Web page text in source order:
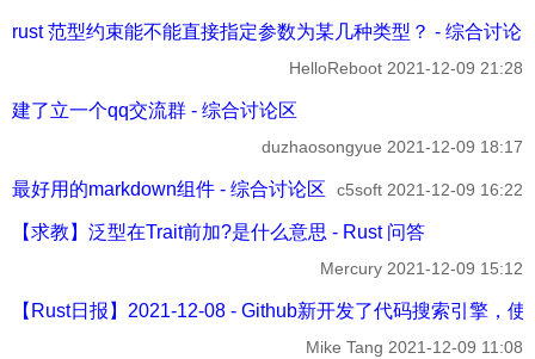
rust 范型约束能不能直接指定参数为某几种类型？ - 综合讨论
HelloReboot 2021-12-09 21:28
建了立一个qq交流群 - 综合讨论区
duzhaosongyue 2021-12-09 18:17
最好用的markdown组件 - 综合讨论区 c5soft 2021-12-09 16:22
【求教】泛型在Trait前加?是什么意思 - Rust 问答
Mercury 2021-12-09 15:12
【Rust日报】2021-12-08 - Github新开发了代码搜索引擎，
Mike Tang 2021-12-09 11:08